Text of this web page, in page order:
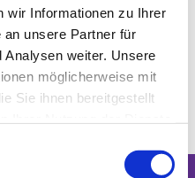
wir Informationen zu Ihrer
an unsere Partner für
Analysen weiter. Unsere
möglicherweise mit
Sie ihnen bereitgestellt